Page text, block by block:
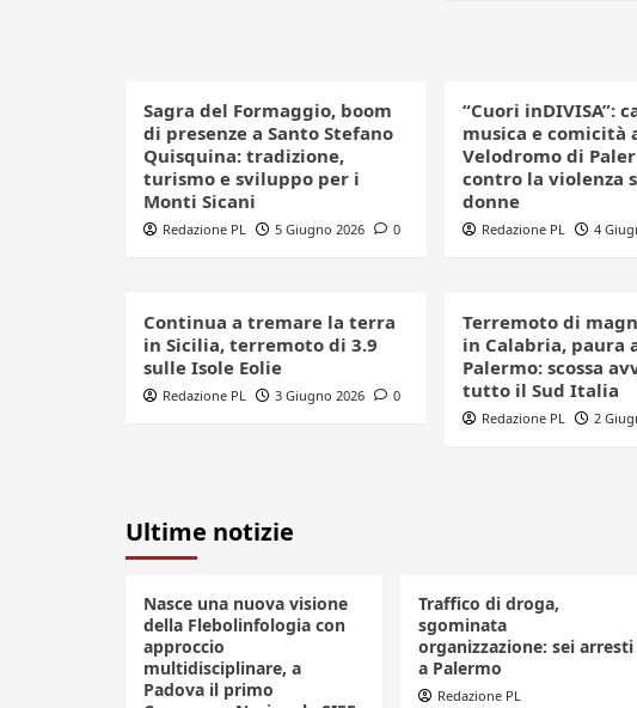
Sagra del Formaggio, boom
di presenze a Santo Stefano
Quisquina: tradizione,
turismo e sviluppo per i
Monti Sicani
Redazione PL 5 Giugno 2026 0
“Cuori inDIVISA”:
musica e comicità
Velodromo di
contro la violenza
donne
Redazione PL 4
Continua a tremare la terra
in Sicilia, terremoto di 3.9
sulle Isole Eolie
Redazione PL 3 Giugno 2026 0
Terremoto di
in Calabria, paura
Palermo: scossa
tutto il Sud Italia
Redazione PL 2
Ultime notizie
Nasce una nuova visione
della Flebolinfologia con
approccio
multidisciplinare, a
Padova il primo
Traffico di droga,
sgominata
organizzazione: sei arresti
a Palermo
Redazione PL